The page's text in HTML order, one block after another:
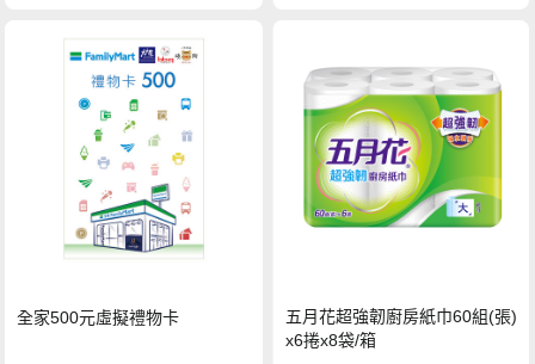
全家500元虛擬禮物卡
五月花超強韌廚房紙巾60組(張)
x6捲x8袋/箱